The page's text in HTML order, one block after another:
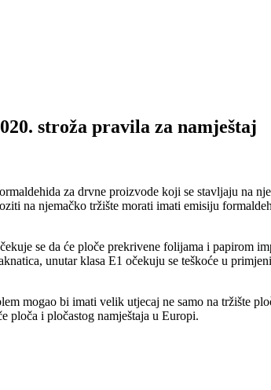
stroža pravila za namještaj
za drvne proizvode koji se stavljaju na
na njemačko tržište morati imati emisiju
se da će ploče prekrivene folijama i papirom
unutar klasa E1 očekuju se teškoće u
mogao bi imati velik utjecaj ne samo na tržište
ploča i pločastog namještaja u Europi.